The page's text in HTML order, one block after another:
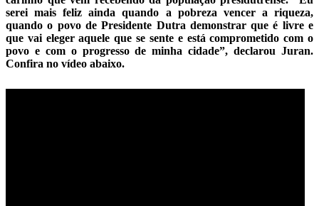
serei mais feliz ainda quando a pobreza vencer a riqueza,
quando o povo de Presidente Dutra demonstrar que é livre e
que vai eleger aquele que se sente e está comprometido com o
povo e com o progresso de minha cidade”, declarou Juran.
Confira no vídeo abaixo.